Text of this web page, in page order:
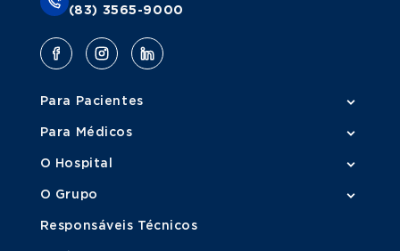
(83) 3565-9000
Para Pacientes
Para Médicos
O Hospital
O Grupo
Responsáveis Técnicos